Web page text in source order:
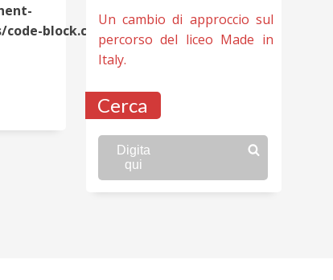
block.class.php(133) :
Un cambio di approccio sul
percorso del liceo Made in
Italy.
Cerca
Digita
qui